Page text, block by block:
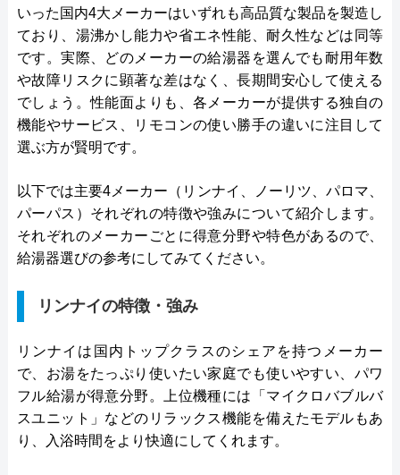
いった国内4大メーカーはいずれも高品質な製品を製造し
ており、湯沸かし能力や省エネ性能、耐久性などは同等
です。実際、どのメーカーの給湯器を選んでも耐用年数
や故障リスクに顕著な差はなく、長期間安心して使える
でしょう。性能面よりも、各メーカーが提供する独自の
機能やサービス、リモコンの使い勝手の違いに注目して
選ぶ方が賢明です。
以下では主要4メーカー（リンナイ、ノーリツ、パロマ、
パーパス）それぞれの特徴や強みについて紹介します。
それぞれのメーカーごとに得意分野や特色があるので、
給湯器選びの参考にしてみてください。
リンナイの特徴・強み
リンナイは国内トップクラスのシェアを持つメーカー
で、お湯をたっぷり使いたい家庭でも使いやすい、パワ
フル給湯が得意分野。上位機種には「マイクロバブルバ
スユニット」などのリラックス機能を備えたモデルもあ
り、入浴時間をより快適にしてくれます。